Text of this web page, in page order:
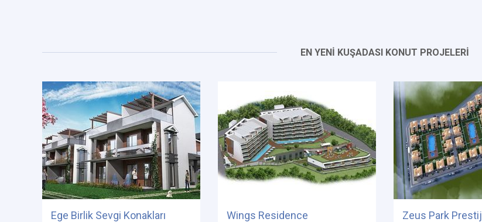
EN YENİ KUŞADASI KONUT PROJELERİ
Ege Birlik Sevgi Konakları Wings Residence Zeus Park Prestij